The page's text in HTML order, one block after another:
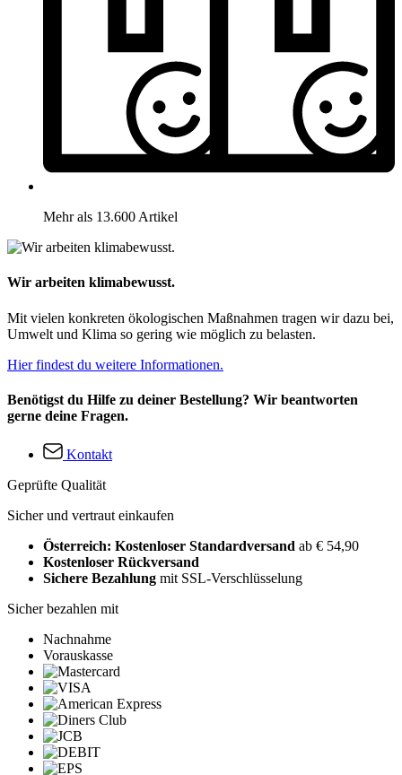
Mehr als 13.600 Artikel
Wir arbeiten klimabewusst.
Mit vielen konkreten ökologischen Maßnahmen tragen wir dazu bei,
Umwelt und Klima so gering wie möglich zu belasten.
Hier findest du weitere Informationen.
Benötigst du Hilfe zu deiner Bestellung? Wir beantworten
gerne deine Fragen.
Kontakt
Geprüfte Qualität
Sicher und vertraut einkaufen
Österreich: Kostenloser Standardversand ab € 54,90
Kostenloser Rückversand
Sichere Bezahlung mit SSL-Verschlüsselung
Sicher bezahlen mit
Nachnahme
Vorauskasse